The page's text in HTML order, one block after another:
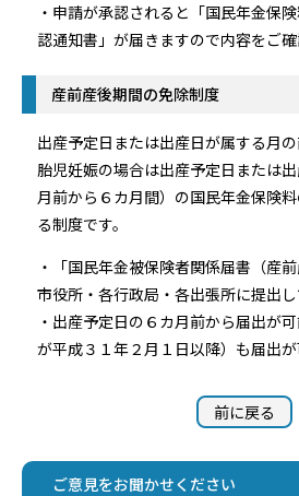
・申請が承認されると「国民年金保
認通知書」が届きますので内容をご確
産前産後期間の免除制度
出産予定日または出産日が属する月
胎児妊娠の場合は出産予定日または
月前から６カ月間）の国民年金保険
る制度です。
・「国民年金被保険者関係届書（産
市役所・各行政局・各出張所に提出し
・出産予定日の６カ月前から届出が
が平成３１年２月１日以降）も届出が
前に戻る
ご意見をお聞かせください